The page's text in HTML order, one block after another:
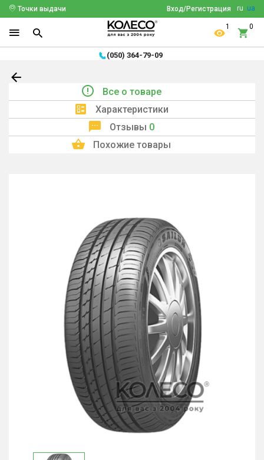
ru ua
Вход/Регистрация
Точки выдачи
1 0
(050) 364-79-09
Все о товаре
Характеристики
Отзывы 0
Похожие товары